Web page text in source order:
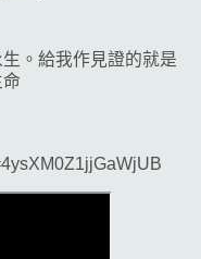
。給我作見證的就是